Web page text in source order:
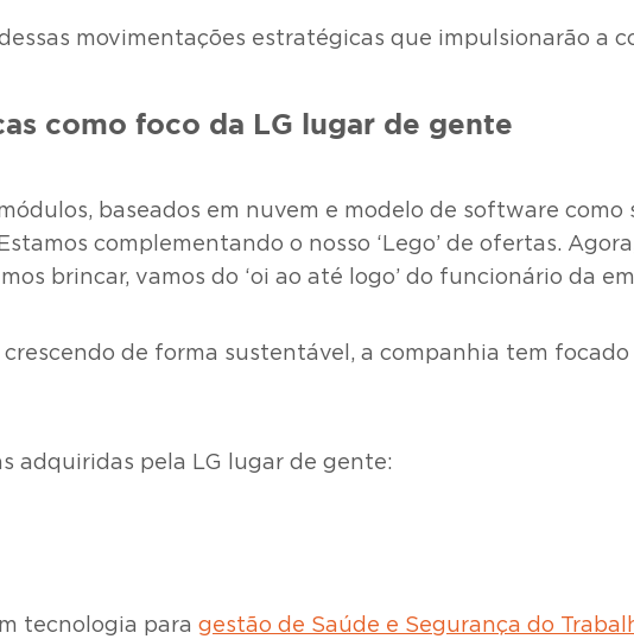
movimentações estratégicas que impulsionarão a
como foco da LG lugar de gente
baseados em nuvem e modelo de software
complementando o nosso ‘Lego’ de ofertas.
brincar, vamos do ‘oi ao até logo’ do funcionário da
de forma sustentável, a companhia tem
adquiridas pela LG lugar de gente:
tecnologia para gestão de Saúde e Segurança do